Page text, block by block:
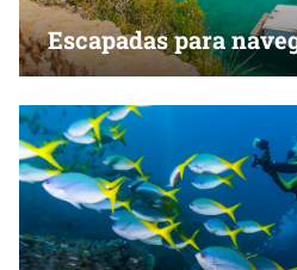
Escapadas para